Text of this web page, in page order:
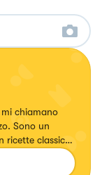
chiamano
Sono un
classiche
che ama
culinari: